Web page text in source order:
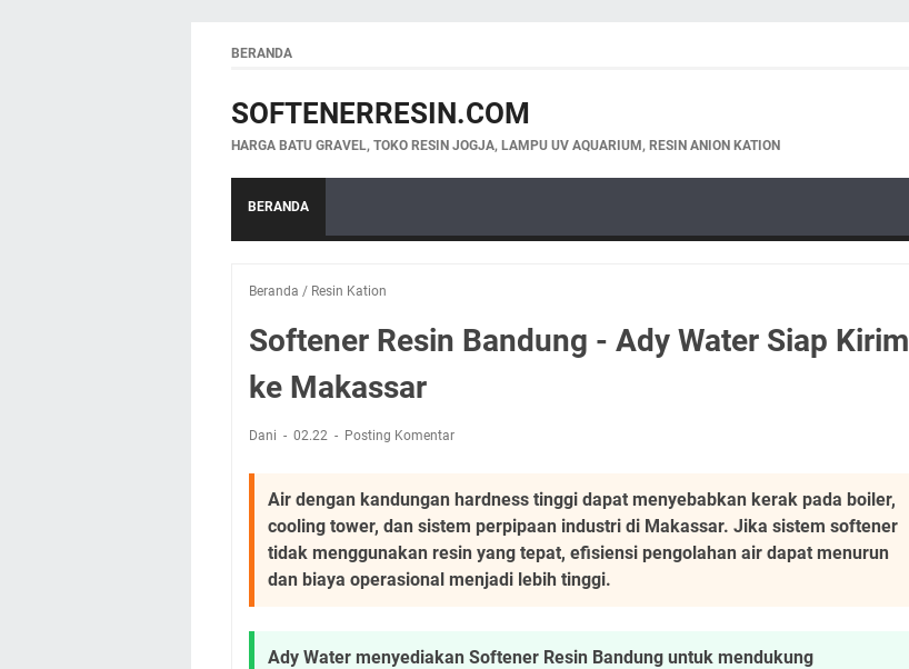
BERANDA
SOFTENERRESIN.COM
HARGA BATU GRAVEL, TOKO RESIN JOGJA, LAMPU UV AQUARIUM, RESIN ANION KATION
BERANDA
Beranda / Resin Kation
Softener Resin Bandung - Ady Water Siap Kirim
ke Makassar
Dani 02.22 Posting Komentar
Air dengan kandungan hardness tinggi dapat menyebabkan kerak pada boiler,
cooling tower, dan sistem perpipaan industri di Makassar. Jika sistem softener
tidak menggunakan resin yang tepat, efisiensi pengolahan air dapat menurun
dan biaya operasional menjadi lebih tinggi.
Ady Water menyediakan Softener Resin Bandung untuk mendukung